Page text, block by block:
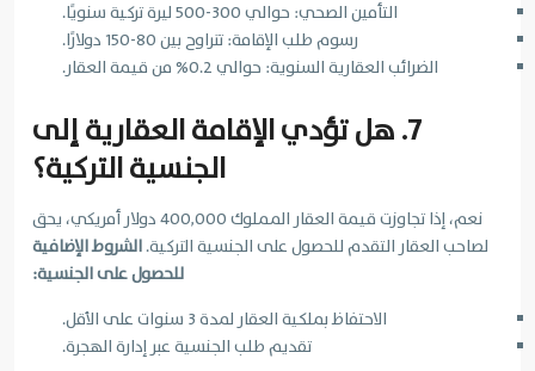
التأمين الصحي: حوالي 300-500 ليرة تركية سنويًا.
رسوم طلب الإقامة: تتراوح بين 80-150 دولارًا.
الضرائب العقارية السنوية: حوالي 0.2% من قيمة العقار.
7. هل تؤدي الإقامة العقارية إلى
الجنسية التركية؟
نعم، إذا تجاوزت قيمة العقار المملوك 400,000 دولار أمريكي، يحق
لصاحب العقار التقدم للحصول على الجنسية التركية.الشروط الإضافية
للحصول على الجنسية:
الاحتفاظ بملكية العقار لمدة 3 سنوات على الأقل.
تقديم طلب الجنسية عبر إدارة الهجرة.